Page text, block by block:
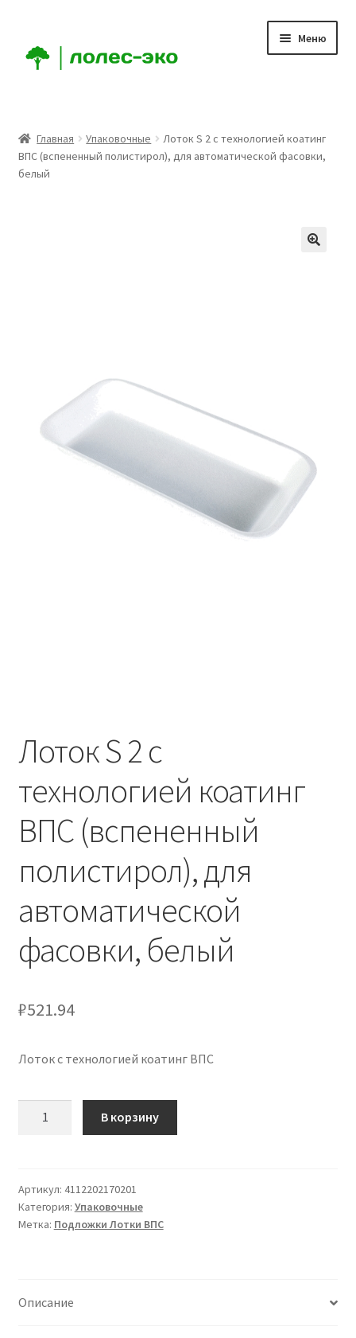
навигации
содержимому
Меню
Компания
Контакты
Новости
Главная Упаковочные
Лоток S 2 с технологией коатинг
ВПС (вспененный полистирол), для автоматической фасовки,
белый
Лоток S 2 с
технологией коатинг
ВПС (вспененный
полистирол), для
автоматической
фасовки, белый
₽521.94
Лоток с технологией коатинг ВПС
2
с
технологией
полистирол),
В корзину
Артикул: 4112202170201
Категория: Упаковочные
Метка: Подложки Лотки ВПС
Описание